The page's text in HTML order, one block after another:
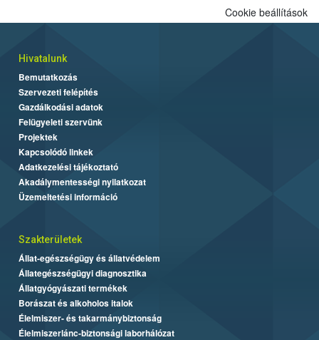
Cookie beállítások
Hivatalunk
Bemutatkozás
Szervezeti felépítés
Gazdálkodási adatok
Felügyeleti szervünk
Projektek
Kapcsolódó linkek
Adatkezelési tájékoztató
Akadálymentességi nyilatkozat
Üzemeltetési információ
Szakterületek
Állat-egészségügy és állatvédelem
Állategészségügyi diagnosztika
Állatgyógyászati termékek
Borászat és alkoholos italok
Élelmiszer- és takarmánybiztonság
Élelmiszerlánc-biztonsági laborhálózat